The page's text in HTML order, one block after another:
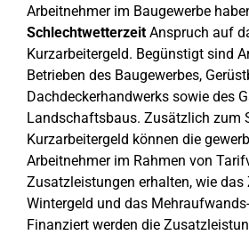
Arbeitnehmer im Baugewerbe
SchlechtwetterzeitAnspruch auf
Kurzarbeitergeld. Begünstigt sind
Betrieben des Baugewerbes,
Dachdeckerhandwerks sowie des
Landschaftsbaus. Zusätzlich zum
Kurzarbeitergeld können die
Arbeitnehmer im Rahmen von
Zusatzleistungen erhalten, wie das
Wintergeld und das
Finanziert werden die